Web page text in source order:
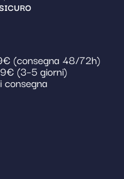
(consegna 48/72h)
(3–5 giorni)
consegna